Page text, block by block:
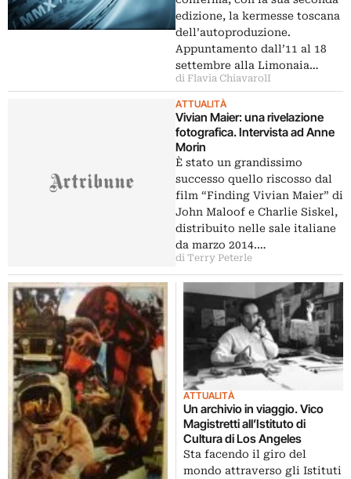
edizione, la kermesse toscana
dell’autoproduzione.
Appuntamento dall’11 al 18
settembre alla Limonaia…
di Flavia ChiavarolI
ATTUALITÀ
Vivian Maier: una rivelazione
fotografica. Intervista ad Anne
Morin
È stato un grandissimo
successo quello riscosso dal
film “Finding Vivian Maier” di
John Maloof e Charlie Siskel,
distribuito nelle sale italiane
da marzo 2014.…
di Terry Peterle
ATTUALITÀ
Un archivio in viaggio. Vico
Magistretti all’Istituto di
Cultura di Los Angeles
Sta facendo il giro del
mondo attraverso gli Istituti